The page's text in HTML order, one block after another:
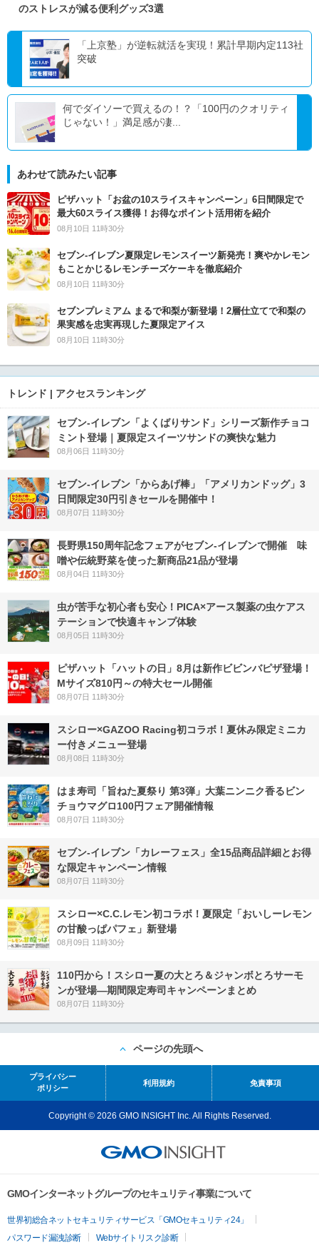
のストレスが減る便利グッズ3選
「上京塾」が逆転就活を実現！累計早期内定113社
突破
何でダイソーで買えるの！？「100円のクオリティ
じゃない！」満足感が凄...
あわせて読みたい記事
ピザハット「お盆の10スライスキャンペーン」6日間限定で
最大60スライス獲得！お得なポイント活用術を紹介
08月10日 11時30分
セブン‐イレブン夏限定レモンスイーツ新発売！爽やかレモン
もことかじるレモンチーズケーキを徹底紹介
08月10日 11時30分
セブンプレミアム まるで和梨が新登場！2層仕立てで和梨の
果実感を忠実再現した夏限定アイス
08月10日 11時30分
トレンド | アクセスランキング
セブン‐イレブン「よくばりサンド」シリーズ新作チョコ
ミント登場｜夏限定スイーツサンドの爽快な魅力
08月06日 11時30分
セブン‐イレブン「からあげ棒」「アメリカンドッグ」3
日間限定30円引きセールを開催中！
08月07日 11時30分
長野県150周年記念フェアがセブン-イレブンで開催 味
噌や伝統野菜を使った新商品21品が登場
08月04日 11時30分
虫が苦手な初心者も安心！PICA×アース製薬の虫ケアス
テーションで快適キャンプ体験
08月05日 11時30分
ピザハット「ハットの日」8月は新作ビビンバピザ登場！
Mサイズ810円～の特大セール開催
08月07日 11時30分
スシロー×GAZOO Racing初コラボ！夏休み限定ミニカ
ー付きメニュー登場
08月08日 11時30分
はま寿司「旨ねた夏祭り 第3弾」大葉ニンニク香るビン
チョウマグロ100円フェア開催情報
08月07日 11時30分
セブン‐イレブン「カレーフェス」全15品商品詳細とお得
な限定キャンペーン情報
08月07日 11時30分
スシロー×C.C.レモン初コラボ！夏限定「おいしーレモン
の甘酸っぱパフェ」新登場
08月09日 11時30分
110円から！スシロー夏の大とろ＆ジャンボとろサーモ
ンが登場―期間限定寿司キャンペーンまとめ
08月07日 11時30分
ページの先頭へ
プライバシー
ポリシー
利用規約 免責事項
Copyright © 2026 GMO INSIGHT Inc. All Rights Reserved.
GMOインターネットグループのセキュリティ事業について
世界初総合ネットセキュリティサービス「GMOセキュリティ24」
パスワード漏洩診断
Webサイトリスク診断